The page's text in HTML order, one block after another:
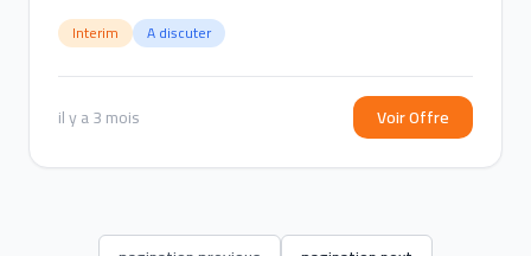
Interim A discuter
il y a 3 mois Voir Offre